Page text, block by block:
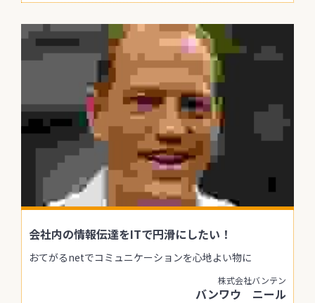
会社内の情報伝達をITで円滑にしたい！
おてがるnetでコミュニケーションを心地よい物に
株式会社バンテン
バンワウ ニール